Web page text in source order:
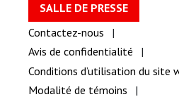
SALLE DE PRESSE
Contactez-nous
Avis de confidentialité
Conditions d’utilisation du site
Modalité de témoins